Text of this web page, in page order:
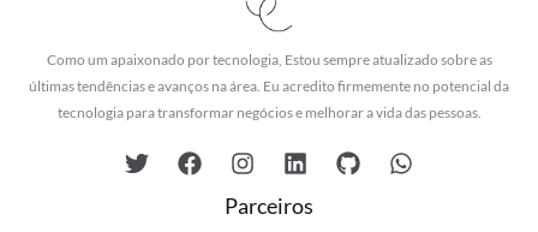
Como um apaixonado por tecnologia, Estou sempre atualizado sobre as
últimas tendências e avanços na área. Eu acredito firmemente no potencial da
tecnologia para transformar negócios e melhorar a vida das pessoas.
Parceiros